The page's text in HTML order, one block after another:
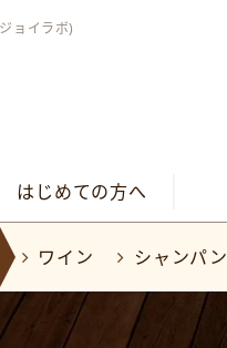
ョイラボ)
はじめての方へ
ワイン シャンパン